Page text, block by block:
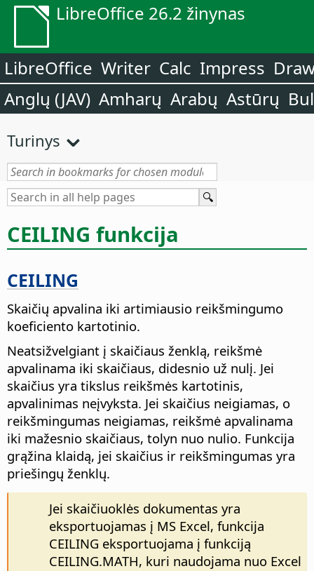
LibreOffice 26.2 žinynas
LibreOffice Writer Calc Impress
Anglų (JAV) Amharų Arabų Astūrų
Turinys
CEILING funkcija
CEILING
Skaičių apvalina iki artimiausio reikšmingumo
koeficiento kartotinio.
Neatsižvelgiant į skaičiaus ženklą, reikšmė
apvalinama iki skaičiaus, didesnio už nulį. Jei
skaičius yra tikslus reikšmės kartotinis,
apvalinimas neįvyksta. Jei skaičius neigiamas, o
reikšmingumas neigiamas, reikšmė apvalinama
iki mažesnio skaičiaus, tolyn nuo nulio. Funkcija
grąžina klaidą, jei skaičius ir reikšmingumas yra
priešingų ženklų.
Jei skaičiuoklės dokumentas yra
eksportuojamas į MS Excel, funkcija
CEILING eksportuojama į funkciją
CEILING.MATH, kuri naudojama nuo Excel